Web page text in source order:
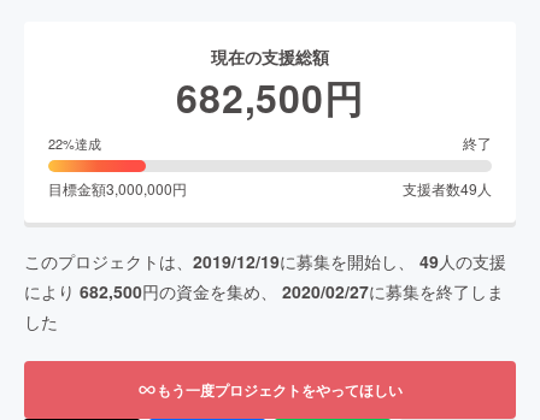
現在の支援総額
682,500円
22%達成 終了
目標金額3,000,000円 支援者数49 人
このプロジェクトは、 2019/12/19に募集を開始し、 49人の支援
により 682,500円の資金を集め、 2020/02/27に募集を終了しま
した
もう一度プロジェクトをやってほしい